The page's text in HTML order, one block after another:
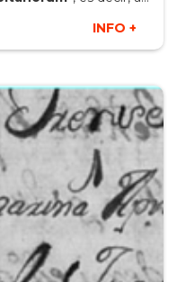
INFO +